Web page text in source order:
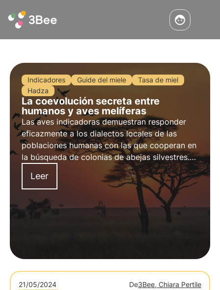
Indicadores Guide del miele
Tasa de miel
Hadza
La coevolución secreta entre
humanos y aves melíferas
Las aves indicadoras demuestran responder
eficazmente a los dialectos locales de las
poblaciones humanas con las que cooperan en
la búsqueda de colonias de abejas silvestres.
Más información sobre uno de los raros casos
de coevolución cultural entre especies en este
artículo.
Leer
21/05/2024 De3Bee, Chiara Pertile